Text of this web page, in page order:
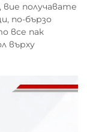
получавате
по-бързо
все пак
върху